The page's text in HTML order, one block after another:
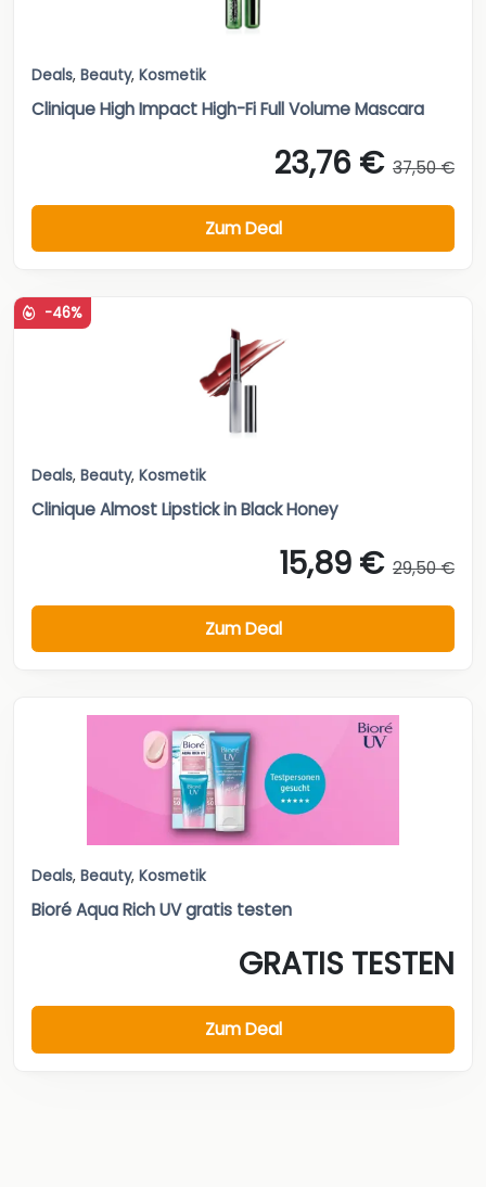
Deals, Beauty, Kosmetik
Clinique High Impact High-Fi Full Volume Mascara
23,76 € 37,50 €
Zum Deal
-46%
Deals, Beauty, Kosmetik
Clinique Almost Lipstick in Black Honey
15,89 € 29,50 €
Zum Deal
Deals, Beauty, Kosmetik
Bioré Aqua Rich UV gratis testen
GRATIS TESTEN
Zum Deal